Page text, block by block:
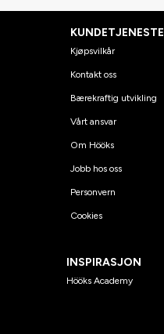
KUNDETJENESTE
Kjøpsvilkår
Kontakt oss
Bærekraftig utvikling
Vårt ansvar
Om Hööks
Jobb hos oss
Personvern
Cookies
INSPIRASJON
Hööks Academy